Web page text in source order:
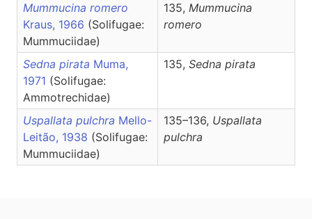
Mummucina romero
Kraus, 1966 (Solifugae:
Mummuciidae)
135, Mummucina
romero
Sedna pirata Muma,
1971 (Solifugae:
Ammotrechidae)
135, Sedna pirata
Uspallata pulchra Mello-
Leitão, 1938 (Solifugae:
Mummuciidae)
135–136, Uspallata
pulchra